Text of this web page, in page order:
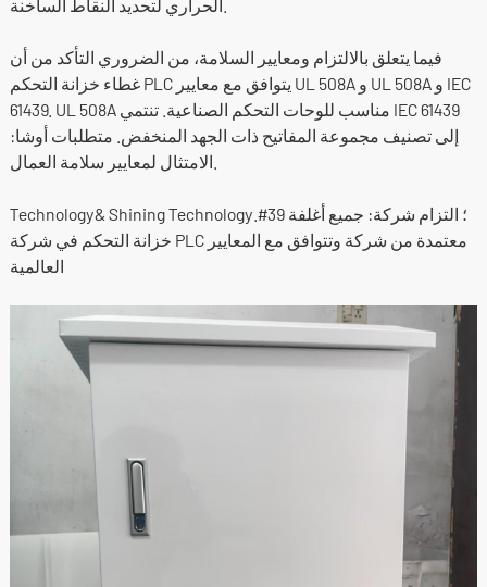
فيما يتعلق بالالتزام ومعايير السلامة، من الضروري التأكد من أن
غطاء خزانة التحكم PLC يتوافق مع معايير UL 508A و UL 508A و IEC
61439. UL 508A مناسب للوحات التحكم الصناعية. تنتمي IEC 61439
إلى تصنيف مجموعة المفاتيح ذات الجهد المنخفض. متطلبات أوشا:
Technology& Shining Technology.#39 ؛ التزام شركة: جميع أغلفة
خزانة التحكم في شركة PLC معتمدة من شركة وتتوافق مع المعايير
العالمية